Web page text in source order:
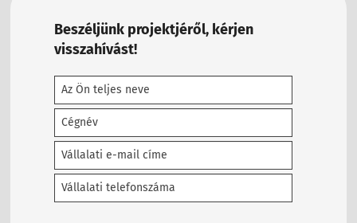
Beszéljünk projektjéről, kérjen
visszahívást!